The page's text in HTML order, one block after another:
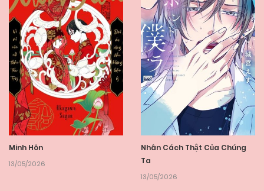
Minh Hôn
13/05/2026
Nhân Cách Thật Của Chúng
Ta
13/05/2026